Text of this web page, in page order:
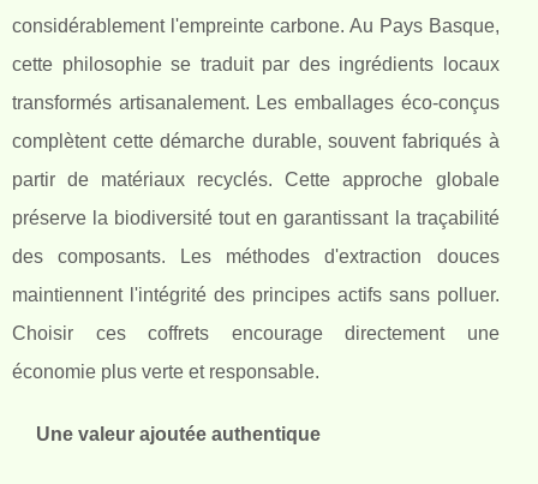
considérablement l'empreinte carbone. Au Pays Basque,
cette philosophie se traduit par des ingrédients locaux
transformés artisanalement. Les emballages éco-conçus
complètent cette démarche durable, souvent fabriqués à
partir de matériaux recyclés. Cette approche globale
préserve la biodiversité tout en garantissant la traçabilité
des composants. Les méthodes d'extraction douces
maintiennent l'intégrité des principes actifs sans polluer.
Choisir ces coffrets encourage directement une
économie plus verte et responsable.
Une valeur ajoutée authentique